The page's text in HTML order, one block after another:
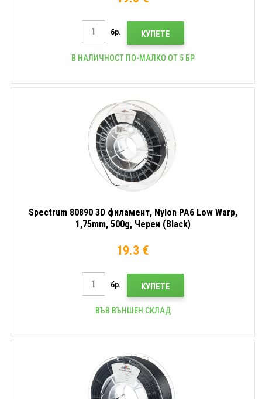
бр. КУПЕТЕ
В НАЛИЧНОСТ ПО-МАЛКО ОТ 5 БР
Spectrum 80890 3D филамент, Nylon PA6 Low Warp,
1,75mm, 500g, Черен (Black)
19.3 €
бр. КУПЕТЕ
ВЪВ ВЪНШЕН СКЛАД